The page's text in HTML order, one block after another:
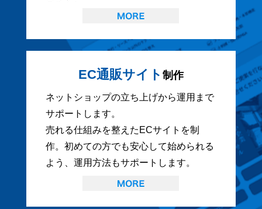
EC通販サイト 制作
ネットショップの立ち上げから運用まで
サポートします。
売れる仕組みを整えたECサイトを制
作。初めての方でも安心して始められる
よう、運用方法もサポートします。